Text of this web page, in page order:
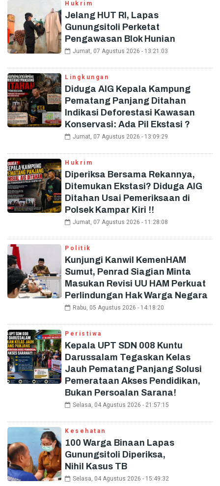
Hukrim
Jelang HUT RI, Lapas
Gunungsitoli Perketat
Pengawasan Blok Hunian
Jumat, 07 Agustus 2026 - 13:21:03
Lingkungan
Diduga AIG Kepala Kampung
Pematang Panjang Ditahan
Indikasi Deforestasi Kawasan
Konservasi: Ada Pil Ekstasi ?
Jumat, 07 Agustus 2026 - 13:09:29
Hukrim
Diperiksa Bersama Rekannya,
Ditemukan Ekstasi? Diduga AIG
Ditahan Usai Pemeriksaan di
Polsek Kampar Kiri !!
Jumat, 07 Agustus 2026 - 11:28:08
Politik
Kunjungi Kanwil KemenHAM
Sumut, Penrad Siagian Minta
Masukan Revisi UU HAM Perkuat
Perlindungan Hak Warga Negara
Rabu, 05 Agustus 2026 - 14:18:20
Peristiwa
Kepala UPT SDN 008 Kuntu
Darussalam Tegaskan Kelas
Jauh Pematang Panjang Solusi
Pemerataan Akses Pendidikan,
Bukan Persoalan Sarana!
Selasa, 04 Agustus 2026 - 21:57:15
Kesehatan
100 Warga Binaan Lapas
Gunungsitoli Diperiksa,
Nihil Kasus TB
Selasa, 04 Agustus 2026 - 15:49:32